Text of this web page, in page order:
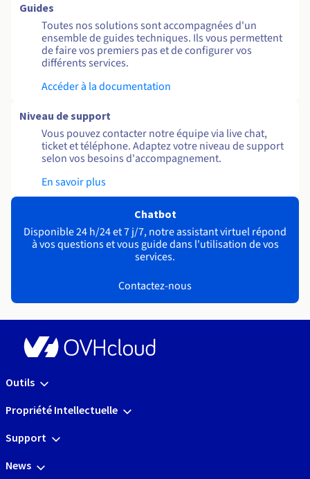
Guides
Toutes nos solutions sont accompagnées d'un
ensemble de guides techniques. Ils vous permettent
de faire vos premiers pas et de configurer vos
différents services.
Accéder à la documentation
Niveau de support
Vous pouvez contacter notre équipe via live chat,
ticket et téléphone. Adaptez votre niveau de support
selon vos besoins d'accompagnement.
En savoir plus
Chatbot
Disponible 24 h/24 et 7 j/7, notre assistant virtuel répond
à vos questions et vous guide dans l'utilisation de vos
services.
Contactez-nous
Outils
Propriété Intellectuelle
Support
News